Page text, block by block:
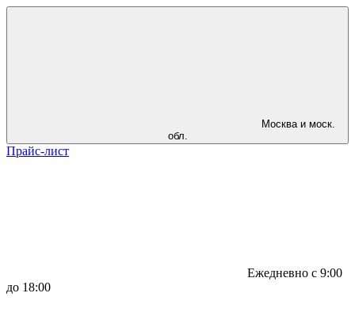
Москва и моск.
обл.
Прайс-лист
Ежедневно с 9:00
до 18:00